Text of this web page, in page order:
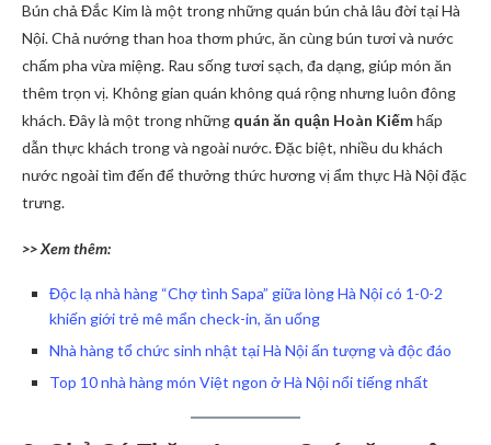
Bún chả Đắc Kim là một trong những quán bún chả lâu đời tại Hà
Nội. Chả nướng than hoa thơm phức, ăn cùng bún tươi và nước
chấm pha vừa miệng. Rau sống tươi sạch, đa dạng, giúp món ăn
thêm trọn vị. Không gian quán không quá rộng nhưng luôn đông
khách. Đây là một trong những quán ăn quận Hoàn Kiếmhấp
dẫn thực khách trong và ngoài nước. Đặc biệt, nhiều du khách
nước ngoài tìm đến để thưởng thức hương vị ẩm thực Hà Nội đặc
trưng.
>> Xem thêm:
Độc lạ nhà hàng “Chợ tình Sapa” giữa lòng Hà Nội có 1-0-2
khiến giới trẻ mê mẩn check-in, ăn uống
Nhà hàng tổ chức sinh nhật tại Hà Nội ấn tượng và độc đáo
Top 10 nhà hàng món Việt ngon ở Hà Nội nổi tiếng nhất